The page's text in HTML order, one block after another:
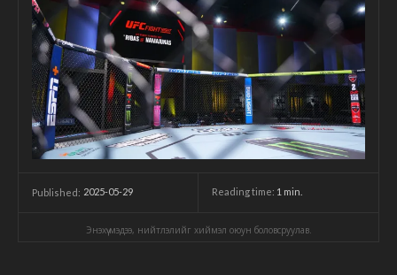
Published: 2025-05-29 Reading time: 1 min.
Энэхүү мэдээ, нийтлэлийг хиймэл оюун боловсруулав.